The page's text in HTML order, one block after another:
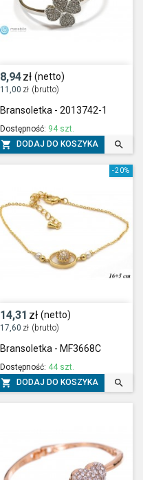
8,94zł (netto)
11,00 zł (brutto)
Bransoletka - 2013742-1
Dostępność: 94 szt.
 DODAJ DO KOSZYKA 
14,31 zł (netto)
17,60 zł (brutto)
Bransoletka - MF3668C
Dostępność: 44 szt.
 DODAJ DO KOSZYKA 
-20%